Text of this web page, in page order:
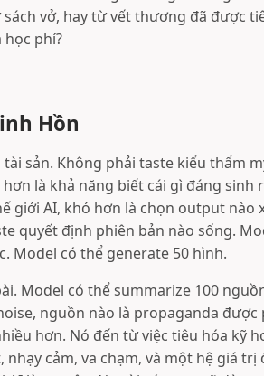
vở, hay từ vết thương đã được
phí?
Hồn
sản. Không phải taste kiểu thẩm
là khả năng biết cái gì đáng sinh
giới AI, khó hơn là chọn output nào
quyết định phiên bản nào sống.
Model có thể generate 50 hình.
Model có thể summarize 100
nguồn nào là propaganda được
hơn. Nó đến từ việc tiêu hóa kỹ
cảm, va chạm, và một hệ giá trị